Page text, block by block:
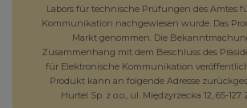
Labors für technische Prüfungen des Amtes
Kommunikation nachgewiesen wurde. Das
Markt genommen. Die
Zusammenhang mit dem Beschluss des
für Elektronische Kommunikation
Produkt kann an folgende Adresse
Hurtel Sp. z o.o., ul. Międzyrzecka 12, 65-127